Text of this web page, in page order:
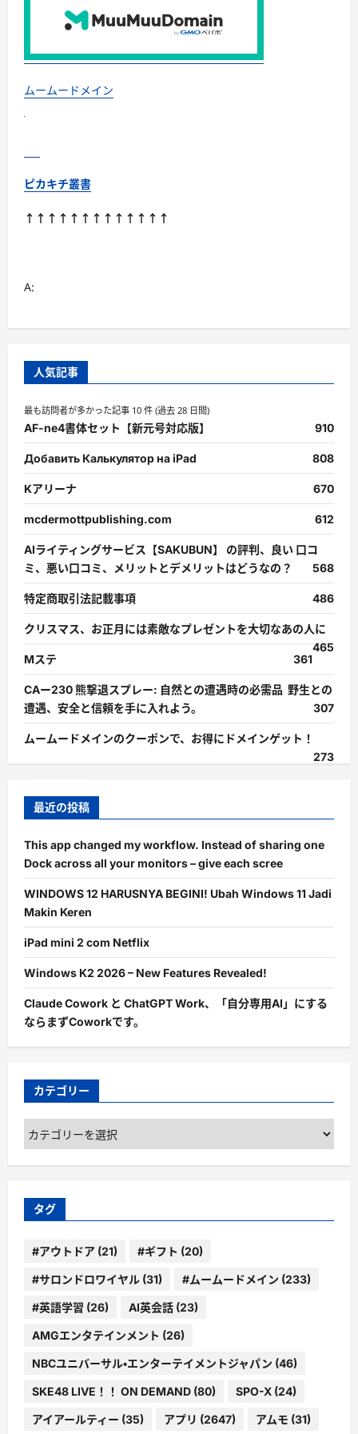
グ
ウ
ロ/
オ
さ
ら
ムームードメイン
ピカキチ叢書
↑↑↑↑↑↑↑↑↑↑↑↑↑
A:
人気記事
最も訪問者が多かった記事 10 件 (過去 28 日間)
AF-ne4書体セット【新元号対応版】 910
Добавить Калькулятор на iPad 808
Kアリーナ 670
mcdermottpublishing.com 612
AIライティングサービス【SAKUBUN】 の評判、良い 口コ
ミ、悪い口コミ、メリットとデメリットはどうなの？
568
特定商取引法記載事項 486
クリスマス、お正月には素敵なプレゼントを大切なあの人に
465
Mステ
361
CAー230 熊撃退スプレー: 自然との遭遇時の必需品 野生との
遭遇、安全と信頼を手に入れよう。
307
ムームードメインのクーポンで、お得にドメインゲット！
273
最近の投稿
This app changed my workflow. Instead of sharing one
Dock across all your monitors – give each scree
WINDOWS 12 HARUSNYA BEGINI! Ubah Windows 11 Jadi
Makin Keren
iPad mini 2 com Netflix
Windows K2 2026 – New Features Revealed!
Claude Cowork と ChatGPT Work、「自分専用AI」にする
ならまずCoworkです。
カテゴリー
カ
テ
ゴ
ー
タグ
#アウトドア (21) #ギフト (20)
#サロンドロワイヤル (31) #ムームードメイン (233)
#英語学習 (26) AI英会話 (23)
AMGエンタテインメント (26)
NBCユニバーサル・エンターテイメントジャパン (46)
SKE48 LIVE！！ ON DEMAND (80) SPO-X (24)
アイアールティー (35) アプリ (2647) アムモ (31)